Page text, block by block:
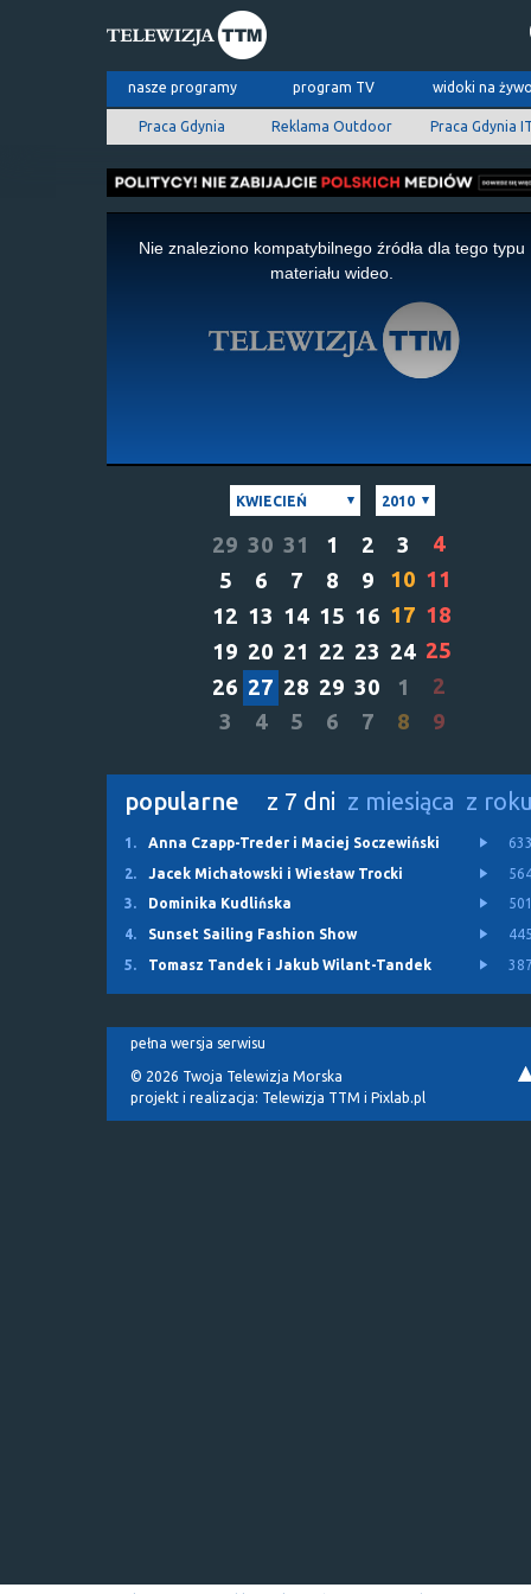
nasze programy program TV widoki na
Praca Gdynia Reklama Outdoor Praca Gdynia
Nie znaleziono kompatybilnego źródła dla tego typu
materiału wideo.
KWIECIEŃ 2010
29 30 31 1 2 3
4
5
6 7 8 9 10 11
12 13 14 15 16 17 18
19 20 21 22 23 24 25
26 27 28 29 30 1
2
3
4 5 6 7 8 9
popularne z 7 dni z miesiąca z
1. Anna Czapp-Treder i Maciej Soczewiński
2.
Jacek Michałowski i Wiesław Trocki
3.
Dominika Kudlińska
4.
Sunset Sailing Fashion Show
5.
Tomasz Tandek i Jakub Wilant-Tandek
pełna wersja serwisu
© 2026 Twoja Telewizja Morska
projekt i realizacja: Telewizja TTM i Pixlab.pl